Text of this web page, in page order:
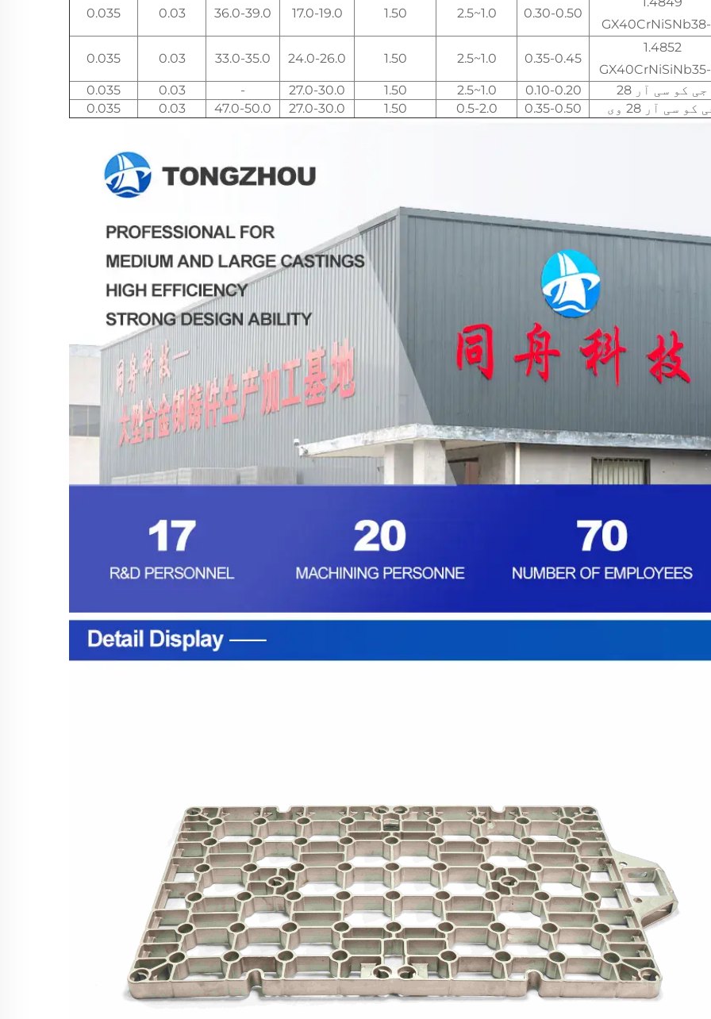
0.30-0.50
1.0~2.5
1.50
17.0-19.0
36.0-39.0
0.03
0.035
1.4852
0.35-0.45
1.0~2.5
1.50
24.0-26.0
33.0-35.0
0.03
0.035
جی کو سی آر 28 0.10-0.20
1.0~2.5
1.50
27.0-30.0
-
0.03
0.035
کو سی آر 28 وی
0.35-0.50
0.5-2.0
1.50
27.0-30.0
47.0-50.0
0.03
0.035